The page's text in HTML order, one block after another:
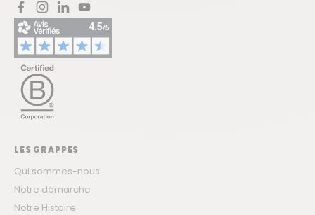
FacebookInstagram
LinkedInYouTube
LES GRAPPES
Qui sommes-nous
Notre démarche
Notre Histoire